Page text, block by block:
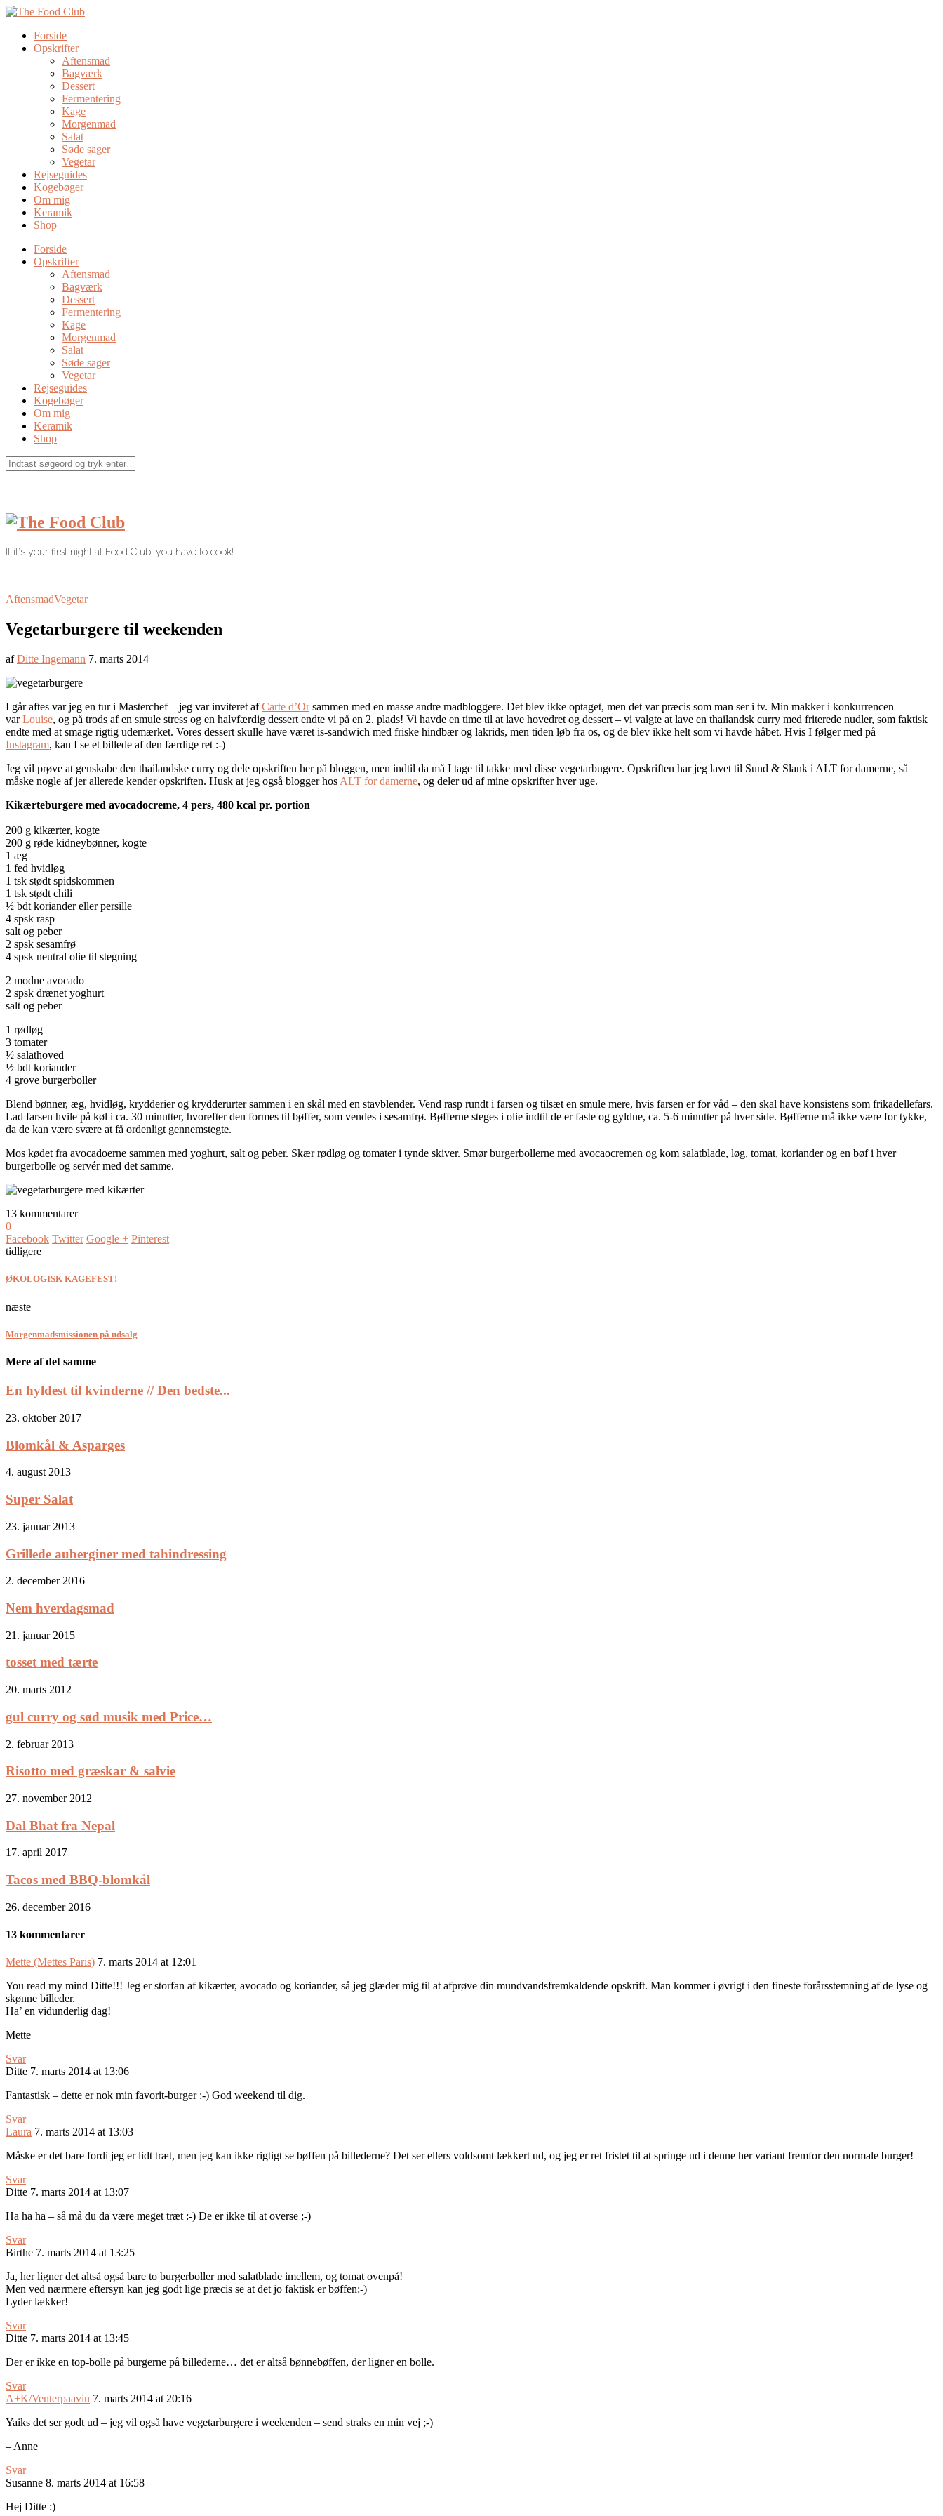
Forside
Opskrifter
Aftensmad
Bagværk
Dessert
Fermentering
Kage
Morgenmad
Salat
Søde sager
Vegetar
Rejseguides
Kogebøger
Om mig
Keramik
Shop
Forside
Opskrifter
Aftensmad
Bagværk
Dessert
Fermentering
Kage
Morgenmad
Salat
Søde sager
Vegetar
Rejseguides
Kogebøger
Om mig
Keramik
Shop
If it's your first night at Food Club, you have to cook!
AftensmadVegetar
Vegetarburgere til weekenden
afDitte Ingemann 7. marts 2014
I går aftes var jeg en tur i Masterchef – jeg var inviteret afCarte d’Orsammen med en masse andre madbloggere. Det blev ikke optaget, men det var præcis som man ser i tv. Min makker i konkurrencen
varLouise, og på trods af en smule stress og en halvfærdig dessert endte vi på en 2. plads! Vi havde en time til at lave hovedret og dessert – vi valgte at lave en thailandsk curry med friterede nudler, som faktisk
endte med at smage rigtig udemærket. Vores dessert skulle have været is-sandwich med friske hindbær og lakrids, men tiden løb fra os, og de blev ikke helt som vi havde håbet. Hvis I følger med på
Instagram, kan I se et billede af den færdige ret :-)
Jeg vil prøve at genskabe den thailandske curry og dele opskriften her på bloggen, men indtil da må I tage til takke med disse vegetarbugere. Opskriften har jeg lavet til Sund & Slank i ALT for damerne, så
måske nogle af jer allerede kender opskriften. Husk at jeg også blogger hos ALT for damerne, og deler ud af mine opskrifter hver uge.
Kikærteburgere med avocadocreme, 4 pers, 480 kcal pr. portion
200 g kikærter, kogte
200 g røde kidneybønner, kogte
1 æg
1 fed hvidløg
1 tsk stødt spidskommen
1 tsk stødt chili
½ bdt koriander eller persille
4 spsk rasp
salt og peber
2 spsk sesamfrø
4 spsk neutral olie til stegning
2 modne avocado
2 spsk drænet yoghurt
salt og peber
1 rødløg
3 tomater
½ salathoved
½ bdt koriander
4 grove burgerboller
Blend bønner, æg, hvidløg, krydderier og krydderurter sammen i en skål med en stavblender. Vend rasp rundt i farsen og tilsæt en smule mere, hvis farsen er for våd – den skal have konsistens som frikadellefars.
Lad farsen hvile på køl i ca. 30 minutter, hvorefter den formes til bøffer, som vendes i sesamfrø. Bøfferne steges i olie indtil de er faste og gyldne, ca. 5-6 minutter på hver side. Bøfferne må ikke være for tykke,
da de kan være svære at få ordenligt gennemstegte.
Mos kødet fra avocadoerne sammen med yoghurt, salt og peber. Skær rødløg og tomater i tynde skiver. Smør burgerbollerne med avocaocremen og kom salatblade, løg, tomat, koriander og en bøf i hver
burgerbolle og servér med det samme.
13 kommentarer
0
Facebook Twitter Google + Pinterest
tidligere
ØKOLOGISK KAGEFEST!
næste
Morgenmadsmissionen på udsalg
Mere af det samme
En hyldest til kvinderne // Den bedste...
23. oktober 2017
Blomkål & Asparges
4. august 2013
Super Salat
23. januar 2013
Grillede auberginer med tahindressing
2. december 2016
Nem hverdagsmad
21. januar 2015
tosset med tærte
20. marts 2012
gul curry og sød musik med Price…
2. februar 2013
Risotto med græskar & salvie
27. november 2012
Dal Bhat fra Nepal
17. april 2017
Tacos med BBQ-blomkål
26. december 2016
13 kommentarer
Mette (Mettes Paris) 7. marts 2014 at 12:01
You read my mind Ditte!!! Jeg er storfan af kikærter, avocado og koriander, så jeg glæder mig til at afprøve din mundvandsfremkaldende opskrift. Man kommer i øvrigt i den fineste forårsstemning af de lyse og
skønne billeder.
Ha’ en vidunderlig dag!
Mette
Svar
Ditte 7. marts 2014 at 13:06
Fantastisk – dette er nok min favorit-burger :-) God weekend til dig.
Svar
Laura 7. marts 2014 at 13:03
Måske er det bare fordi jeg er lidt træt, men jeg kan ikke rigtigt se bøffen på billederne? Det ser ellers voldsomt lækkert ud, og jeg er ret fristet til at springe ud i denne her variant fremfor den normale burger!
Svar
Ditte 7. marts 2014 at 13:07
Ha ha ha – så må du da være meget træt :-) De er ikke til at overse ;-)
Svar
Birthe 7. marts 2014 at 13:25
Ja, her ligner det altså også bare to burgerboller med salatblade imellem, og tomat ovenpå!
Men ved nærmere eftersyn kan jeg godt lige præcis se at det jo faktisk er bøffen:-)
Lyder lækker!
Svar
Ditte 7. marts 2014 at 13:45
Der er ikke en top-bolle på burgerne på billederne… det er altså bønnebøffen, der ligner en bolle.
Svar
A+K/Venterpaavin 7. marts 2014 at 20:16
Yaiks det ser godt ud – jeg vil også have vegetarburgere i weekenden – send straks en min vej ;-)
– Anne
Svar
Susanne 8. marts 2014 at 16:58
Hej Ditte :)